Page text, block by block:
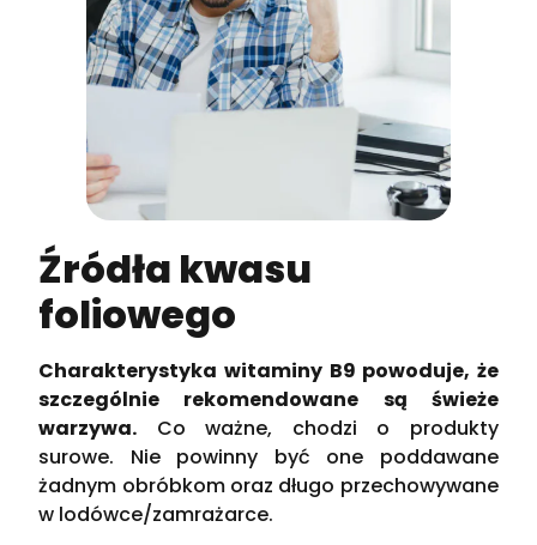
Źródła kwasu
foliowego
Charakterystyka witaminy B9 powoduje, że
szczególnie rekomendowane są świeże
warzywa. Co ważne, chodzi o produkty
surowe. Nie powinny być one poddawane
żadnym obróbkom oraz długo przechowywane
w lodówce/zamrażarce.